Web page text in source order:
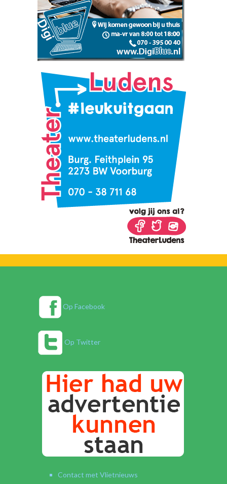
Op Facebook
Op Twitter
Contact met Vlietnieuws